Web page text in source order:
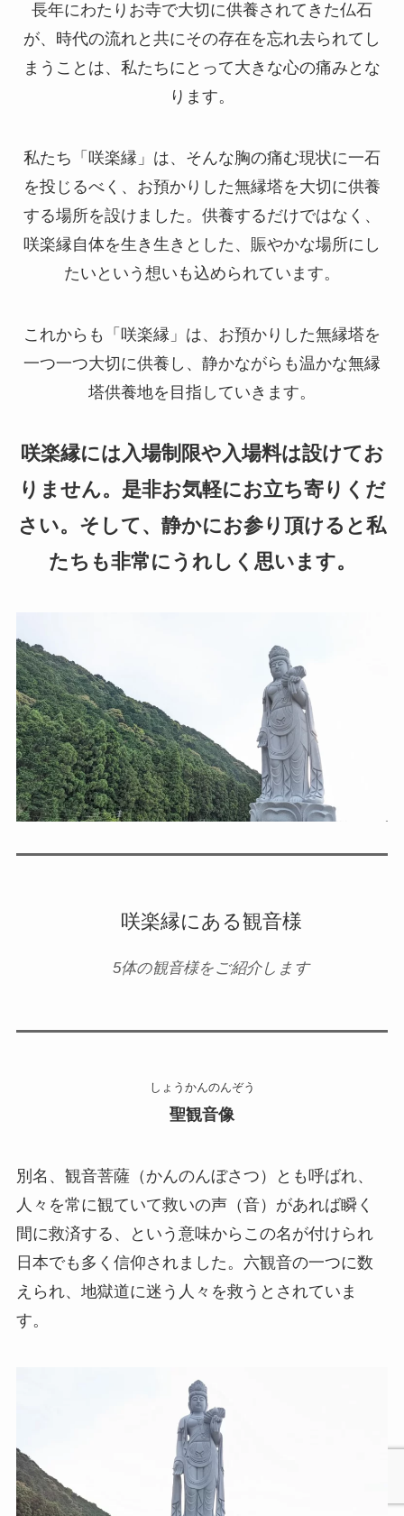
長年にわたりお寺で大切に供養されてきた仏石
が、時代の流れと共にその存在を忘れ去られてし
まうことは、私たちにとって大きな心の痛みとな
ります。
私たち「咲楽縁」は、そんな胸の痛む現状に一石
を投じるべく、お預かりした無縁塔を大切に供養
する場所を設けました。供養するだけではなく、
咲楽縁自体を生き生きとした、賑やかな場所にし
たいという想いも込められています。
これからも「咲楽縁」は、お預かりした無縁塔を
一つ一つ大切に供養し、静かながらも温かな無縁
塔供養地を目指していきます。
咲楽縁には入場制限や入場料は設けてお
りません。是非お気軽にお立ち寄りくだ
さい。そして、静かにお参り頂けると私
たちも非常にうれしく思います。
咲楽縁にある観音様
5体の観音様をご紹介します
しょうかんのんぞう
聖観音像
別名、観音菩薩（かんのんぼさつ）とも呼ばれ、
人々を常に観ていて救いの声（音）があれば瞬く
間に救済する、という意味からこの名が付けられ
日本でも多く信仰されました。六観音の一つに数
えられ、地獄道に迷う人々を救うとされていま
す。